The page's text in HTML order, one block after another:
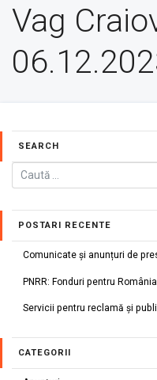
Vag
SEARCH
POSTARI RECENTE
Comunicate și anunțuri de
PNRR: Fonduri pentru
Servicii pentru reclamă și
CATEGORII